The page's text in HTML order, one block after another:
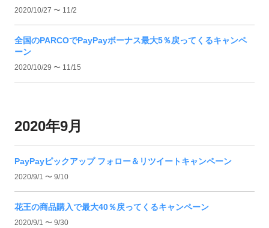
2020/10/27 〜 11/2
全国のPARCOでPayPayボーナス最大5％戻ってくるキャンペ
ーン
2020/10/29 〜 11/15
2020年9月
PayPayピックアップ フォロー＆リツイートキャンペーン
2020/9/1 〜 9/10
花王の商品購入で最大40％戻ってくるキャンペーン
2020/9/1 〜 9/30